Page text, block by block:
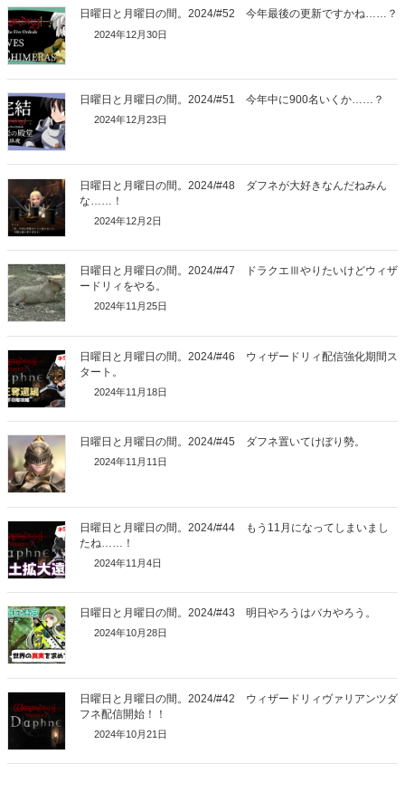
日曜日と月曜日の間。2024/#52 今年最後の更新ですかね……？
2024年12月30日
日曜日と月曜日の間。2024/#51 今年中に900名いくか……？
2024年12月23日
日曜日と月曜日の間。2024/#48 ダフネが大好きなんだねみん
な……！
2024年12月2日
日曜日と月曜日の間。2024/#47 ドラクエⅢやりたいけどウィザ
ードリィをやる。
2024年11月25日
日曜日と月曜日の間。2024/#46 ウィザードリィ配信強化期間ス
タート。
2024年11月18日
日曜日と月曜日の間。2024/#45 ダフネ置いてけぼり勢。
2024年11月11日
日曜日と月曜日の間。2024/#44 もう11月になってしまいまし
たね……！
2024年11月4日
日曜日と月曜日の間。2024/#43 明日やろうはバカやろう。
2024年10月28日
日曜日と月曜日の間。2024/#42 ウィザードリィヴァリアンツダ
フネ配信開始！！
2024年10月21日